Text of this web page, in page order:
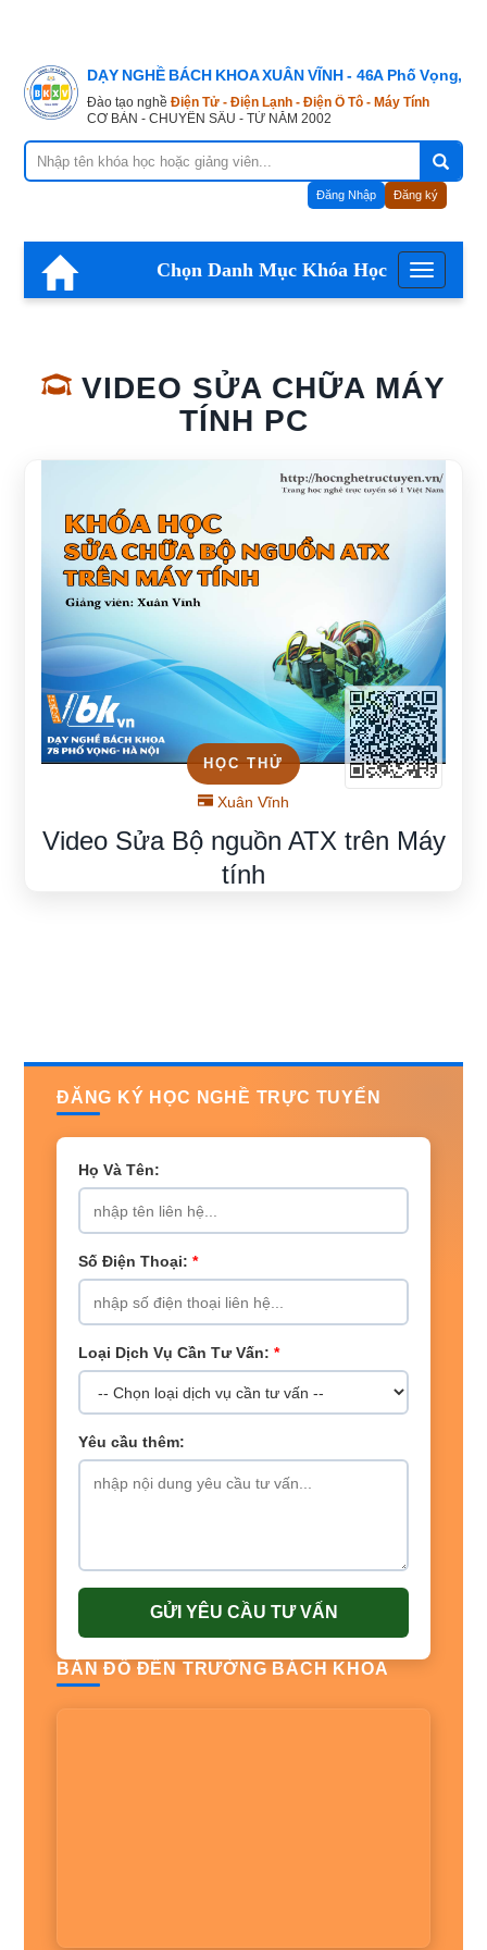
DẠY NGHỀ BÁCH KHOA XUÂN VĨNH - 46A Phố Vọng,
Đào tạo nghề Điện Tử - Điện Lạnh - Điện Ô Tô - Máy Tính
CƠ BẢN - CHUYÊN SÂU - TỪ NĂM 2002
Đăng Nhập Đăng ký
Menu
Chọn Danh Mục Khóa Học
VIDEO SỬA CHỮA MÁY
TÍNH PC
HỌC THỬ
Xuân Vĩnh
Video Sửa Bộ nguồn ATX trên Máy
tính
ĐĂNG KÝ HỌC NGHỀ TRỰC TUYẾN
Họ Và Tên:
Số Điện Thoại: *
Loại Dịch Vụ Cần Tư Vấn: *
Yêu cầu thêm:
GỬI YÊU CẦU TƯ VẤN
BẢN ĐỒ ĐẾN TRƯỜNG BÁCH KHOA